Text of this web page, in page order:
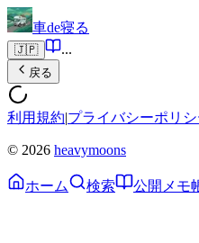
車de寝る
🇯🇵 ...
戻る
利用規約|プライバシーポリシ
© 2026 heavymoons
ホーム 検索 公開メモ